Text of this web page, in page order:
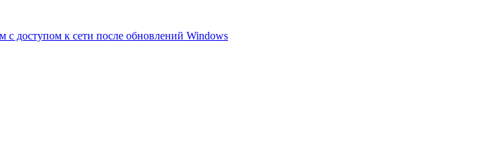
с доступом к сети после обновлений Windows